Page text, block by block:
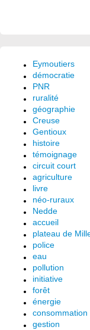
Eymoutiers
démocratie
PNR
ruralité
géographie
Creuse
Gentioux
histoire
témoignage
circuit court
agriculture
livre
néo-ruraux
Nedde
accueil
plateau de
police
eau
pollution
initiative
forêt
énergie
consommation
gestion